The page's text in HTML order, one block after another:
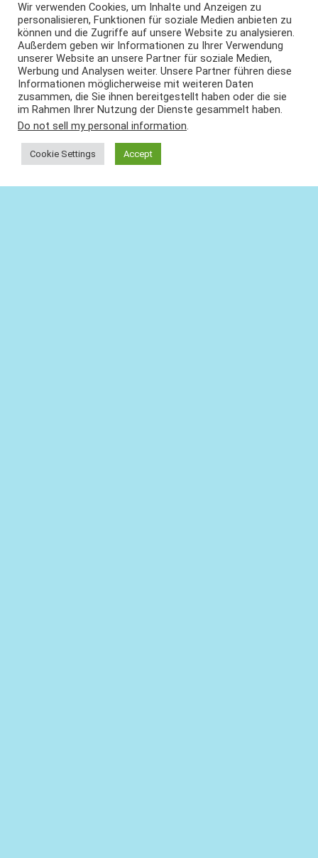
Wir verwenden Cookies, um Inhalte und Anzeigen zu
personalisieren, Funktionen für soziale Medien anbieten zu
können und die Zugriffe auf unsere Website zu analysieren.
Außerdem geben wir Informationen zu Ihrer Verwendung
unserer Website an unsere Partner für soziale Medien,
Werbung und Analysen weiter. Unsere Partner führen diese
Informationen möglicherweise mit weiteren Daten
zusammen, die Sie ihnen bereitgestellt haben oder die sie
im Rahmen Ihrer Nutzung der Dienste gesammelt haben.
Do not sell my personal information.
Cookie Settings Accept